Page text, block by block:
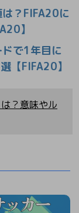
は？FIFA20に
】
ドで1年目に
【FIFA20】
？意味やル